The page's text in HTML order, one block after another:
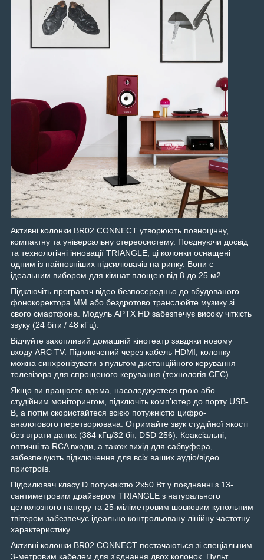
Активні колонки BR02 CONNECT утворюють повноцінну,
компактну та універсальну стереосистему. Поєднуючи досвід
та технологічні інновації TRIANGLE, ці колонки оснащені
одним із найповніших підсилювачів на ринку. Вони є
ідеальним вибором для кімнат площею від 8 до 25 м2.
Підключіть програвач відео безпосередньо до вбудованого
фонокоректора MM або бездротово транслюйте музику зі
свого смартфона. Модуль APTX HD забезпечує високу чіткість
звуку (24 біти / 48 кГц).
Відчуйте захопливий домашній кінотеатр завдяки новому
входу ARC TV. Підключений через кабель HDMI, колонку
можна синхронізувати з пультом дистанційного керування
телевізора для спрощеного керування (технологія CEC).
Якщо ви працюєте вдома, насолоджуєтеся грою або
студійним моніторингом, підключіть комп'ютер до порту USB-
B, а потім скористайтеся всією потужністю цифро-
аналогового перетворювача. Отримайте звук студійної якості
без втрати даних (384 кГц/32 біт, DSD 256). Коаксіальні,
оптичні та RCA входи, а також вихід для сабвуфера,
забезпечують підключення для всіх ваших аудіо/відео
пристроїв.
Підсилювач класу D потужністю 2x50 Вт у поєднанні з 13-
сантиметровим драйвером TRIANGLE з натурального
целюлозного паперу та 25-міліметровим шовковим купольним
твітером забезпечує ідеально контрольовану лінійну частотну
характеристику.
Активні колонки BR02 CONNECT постачаються зі спеціальним
3-метровим кабелем для з'єднання двох колонок. Пульт